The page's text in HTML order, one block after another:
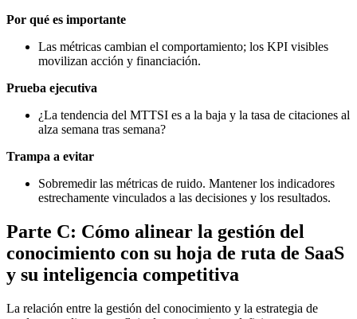
Por qué es importante
Las métricas cambian el comportamiento; los KPI visibles
movilizan acción y financiación.
Prueba ejecutiva
¿La tendencia del MTTSI es a la baja y la tasa de citaciones al
alza semana tras semana?
Trampa a evitar
Sobremedir las métricas de ruido. Mantener los indicadores
estrechamente vinculados a las decisiones y los resultados.
Parte C: Cómo alinear la gestión del
conocimiento con su hoja de ruta de SaaS
y su inteligencia competitiva
La relación entre la gestión del conocimiento y la estrategia de